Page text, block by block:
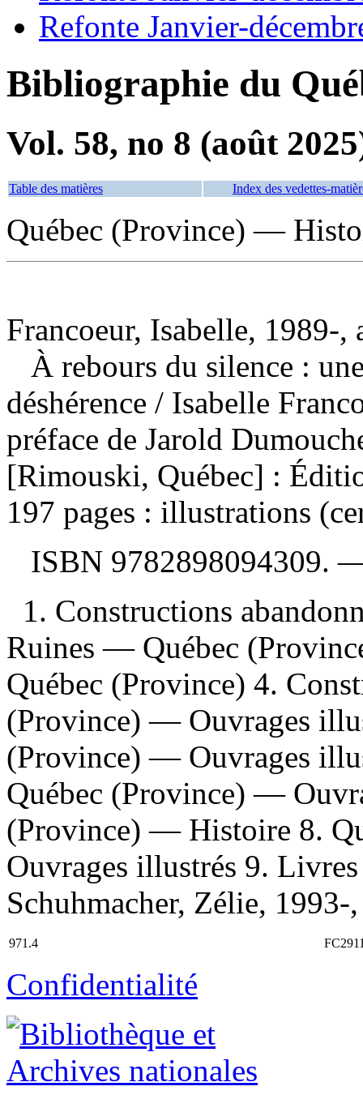
Refonte Janvier-
Bibliographie du
Vol. 58, no 8 (août
Table des matières Index des vedettes-
Québec (Province) —
Francoeur, Isabelle, 1989-,
À rebours du silence :
déshérence / Isabelle
préface de Jarold
[Rimouski, Québec] :
197 pages : illustrations
ISBN 9782898094309.
1. Constructions
Ruines — Québec
Québec (Province) 4.
(Province) — Ouvrages
(Province) — Ouvrages
Québec (Province) —
(Province) — Histoire 8.
Ouvrages illustrés 9.
Schuhmacher, Zélie,
971.4
Confidentialité